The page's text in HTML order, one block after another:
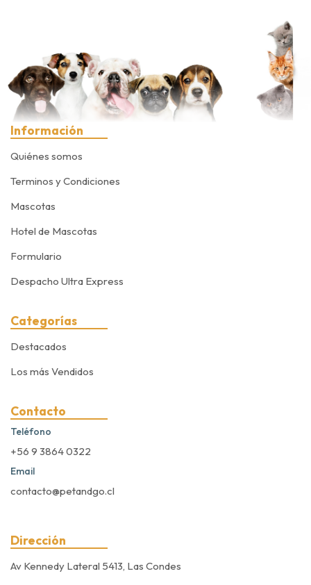
Información
Quiénes somos
Terminos y Condiciones
Mascotas
Hotel de Mascotas
Formulario
Despacho Ultra Express
Categorías
Destacados
Los más Vendidos
Contacto
Teléfono
+56 9 3864 0322
Email
contacto@petandgo.cl
Dirección
Av Kennedy Lateral 5413, Las Condes